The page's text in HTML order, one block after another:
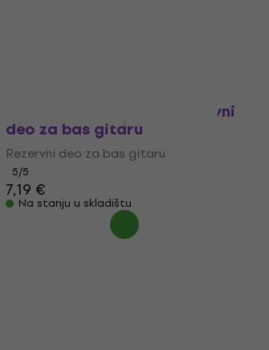
Dr.Parts JP4 Chrome Rezervni
deo za bas gitaru
Rezervni deo za bas gitaru
5/5
7,19 €
Na stanju u skladištu